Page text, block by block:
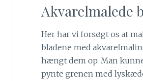
Akvarelmalede
Her har vi forsøgt os at
bladene med
hængt dem op. Man
pynte grenen med